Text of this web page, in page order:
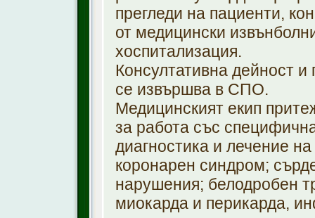
прегледи на пациенти,
от медицински
хоспитализация.
Консултативна дейност
се извършва в СПО.
Медицинският екип
за работа със
диагностика и лечение
коронарен синдром;
нарушения; белодробен
миокарда и перикарда,